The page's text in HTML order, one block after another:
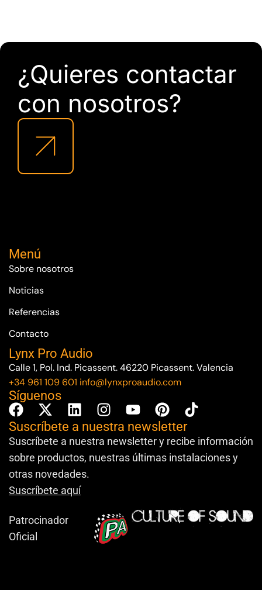
¿Quieres contactar
con nosotros?
Menú
Sobre nosotros
Noticias
Referencias
Contacto
Lynx Pro Audio
Calle 1, Pol. Ind. Picassent. 46220 Picassent. Valencia
+34 961 109 601 info@lynxproaudio.com
Síguenos
Suscríbete a nuestra newsletter
Suscríbete a nuestra newsletter y recibe información
sobre productos, nuestras últimas instalaciones y
otras novedades.
Suscríbete aquí
Patrocinador
Oficial